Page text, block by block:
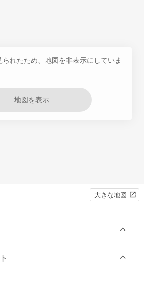
れたため、地図を非表示にしていま
地図を表示
大きな地図